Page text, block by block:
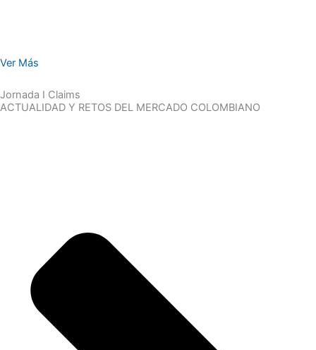
Ver Más
Jornada I Claims
ACTUALIDAD Y RETOS DEL MERCADO COLOMBIANO